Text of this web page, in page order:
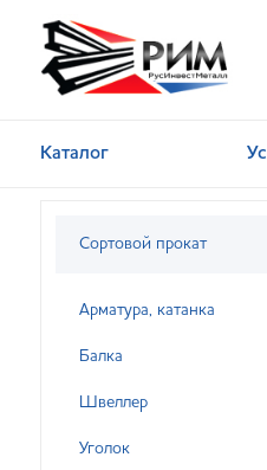
Каталог
Сортовой прокат
Арматура, катанка
Балка
Швеллер
Уголок